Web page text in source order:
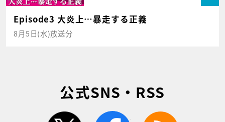
Episode3 大炎上…暴走する正義
8月5日(水)放送分
公式SNS・RSS
twitter facebook